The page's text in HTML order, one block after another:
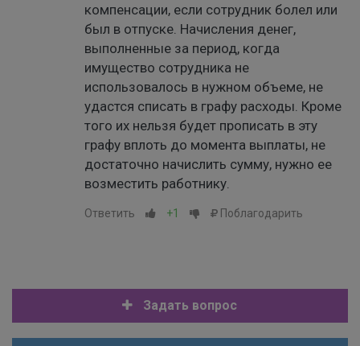
компенсации, если сотрудник болел или
был в отпуске. Начисления денег,
выполненные за период, когда
имущество сотрудника не
использовалось в нужном объеме, не
удастся списать в графу расходы. Кроме
того их нельзя будет прописать в эту
графу вплоть до момента выплаты, не
достаточно начислить сумму, нужно ее
возместить работнику.
Ответить +1 Поблагодарить
Задать вопрос